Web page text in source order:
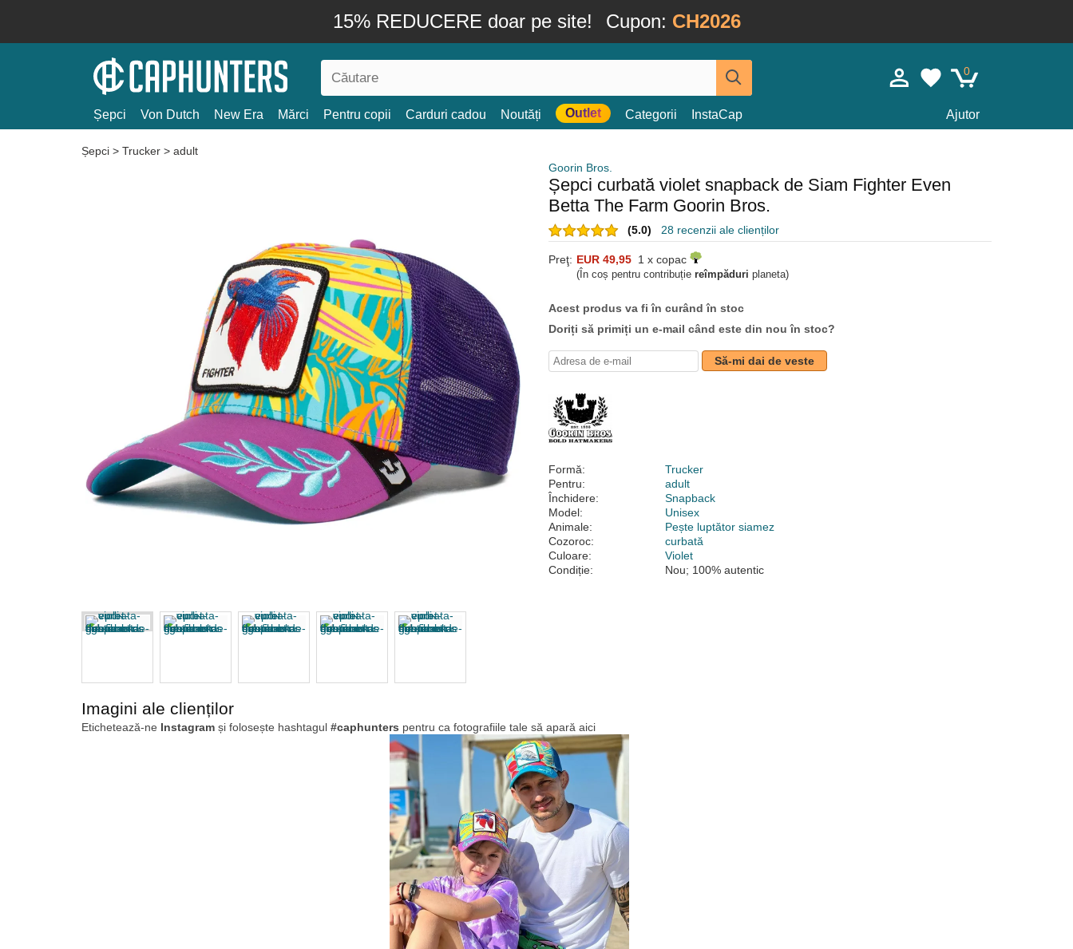
15% REDUCERE doar pe site! Cupon: CH2026
0
Șepci Von Dutch New Era Mărci Pentru copii Carduri cadou Noutăți Outlet Categorii InstaCap Ajutor
Șepci > Trucker > adult
Goorin Bros.
Șepci curbată violet snapback de Siam Fighter Even
Betta The Farm Goorin Bros.
(5.0) 28 recenzii ale clienților
Preţ: EUR 49,95 1 x copac
(În coș pentru contribuție reîmpăduri planeta)
Acest produs va fi în curând în stoc
Doriți să primiți un e-mail când este din nou în stoc?
Să-mi dai de veste
Formă:
Trucker
Pentru:
adult
Închidere:
Snapback
Model:
Unisex
Animale:
Pește luptător siamez
Cozoroc:
curbată
Culoare:
Violet
Condiție:
Nou; 100% autentic
Imagini ale clienților
Etichetează-ne Instagram și folosește hashtagul #caphunters pentru ca fotografiile tale să apară aici